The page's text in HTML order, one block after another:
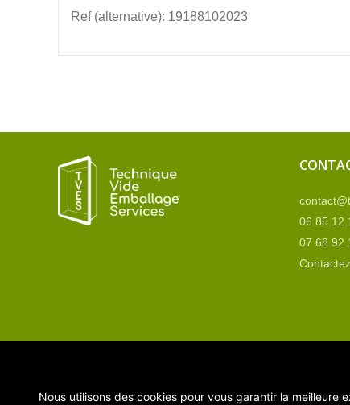
Ref (alternative): 19188102023
06 85 12
07 68 92
Copyright TVES – Technique Vide Emballage Service ©
Nous utilisons des cookies pour vous garantir la meilleure